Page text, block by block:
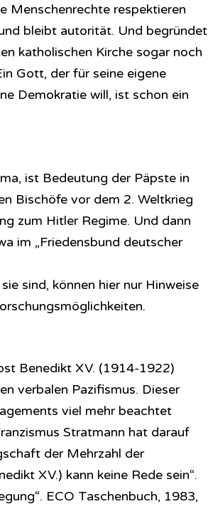
Menschenrechte respektieren
bleibt autorität. Und begründet
katholischen Kirche sogar noch
Gott, der für seine eigene
Demokratie will, ist schon ein
ist Bedeutung der Päpste in
Bischöfe vor dem 2. Weltkrieg
zum Hitler Regime. Und dann
im „Friedensbund deutscher
sind, können hier nur Hinweise
Benedikt XV. (1914-1922)
verbalen Pazifismus. Dieser
viel mehr beachtet
Stratmann hat darauf
der Mehrzahl der
XV.) kann keine Rede sein“.
ECO Taschenbuch, 1983,